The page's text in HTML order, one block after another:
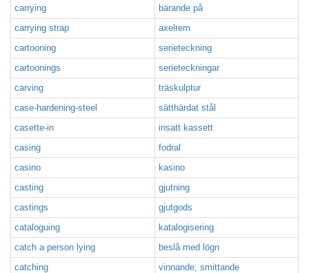
carrying
bärande på
carrying strap
axelrem
cartooning
serieteckning
cartoonings
serieteckningar
carving
träskulptur
case-hardening-steel
sätthärdat stål
casette-in
insatt kassett
casing
fodral
casino
kasino
casting
gjutning
castings
gjutgods
cataloguing
katalogisering
catch a person lying
beslå med lögn
catching
vinnande, smittande